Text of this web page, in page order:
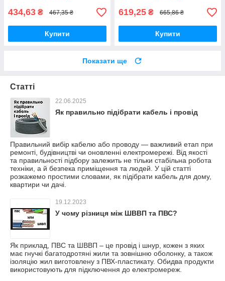
434,63 ₴ 467,35 ₴
Купити
619,25 ₴ 665,86 ₴
Купити
Показати ще
Статті
22.06.2025
Як правильно підібрати кабель і провід
Правильний вибір кабелю або проводу — важливий етап при
ремонті, будівництві чи оновленні електромережі. Від якості
та правильності підбору залежить не тільки стабільна робота
техніки, а й безпека приміщення та людей. У цій статті
розкажемо простими словами, як підібрати кабель для дому,
квартири чи дачі.
19.12.2023
У чому різниця між ШВВП та ПВС?
Як приклад, ПВС та ШВВП – це провід і шнур, кожен з яких
має гнучкі багатодротяні жили та зовнішню оболонку, а також
ізоляцію жил виготовлену з ПВХ-пластикату. Обидва продукти
використовують для підключення до електромереж.